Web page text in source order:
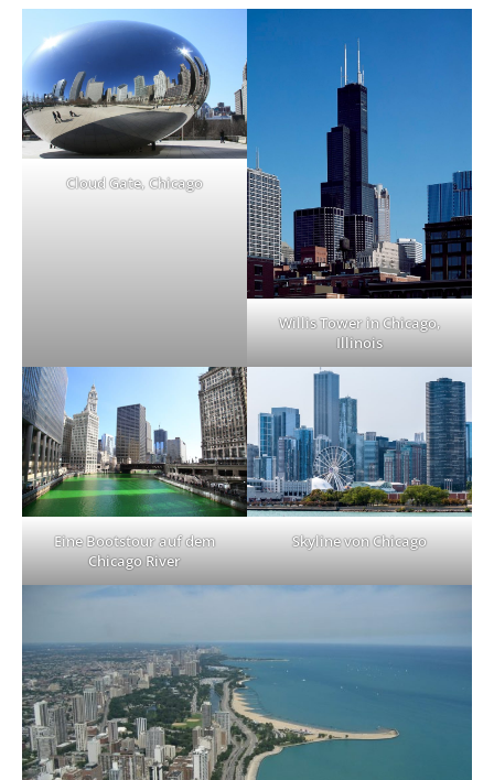
Cloud Gate, Chicago
Willis Tower in Chicago,
Illinois
Eine Bootstour auf dem
Chicago River
Skyline von Chicago